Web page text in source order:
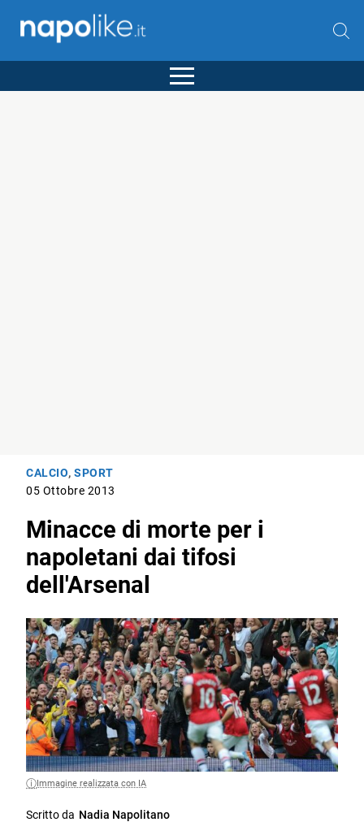
CALCIO,SPORT
05 Ottobre 2013
Minacce di morte per i
napoletani dai tifosi
dell'Arsenal
Immagine realizzata con IA
Scritto da Nadia Napolitano